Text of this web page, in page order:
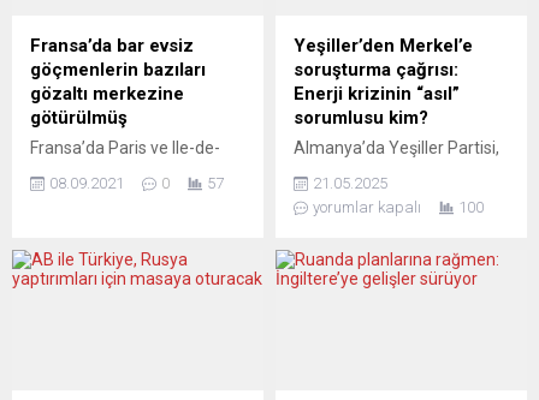
karşı “Artık yeter!” sloganıyla
düzenlenen eyleme ABTTF
Başkanı Halit Habip Oğlu ve
ABTTF...
haber ve yorumlarına dikkat
çekerken, Cemil Fuat
Hendek, “Seçilenlere sol
diyebilir miyiz gerçekten?”
Fransa’da bar evsiz
göçmenlerin bazıları
gözaltı merkezine
götürülmüş
Fransa’da Paris ve Ile-de-
barınma vaadiyle geçen
fazla evsiz ve göçmenden
670’inin zorla Ile-de-France
08.09.2021 0 57
Yeşiller’den Merkel’e
soruşturma çağrısı:
Enerji krizinin “asıl”
sorumlusu kim?
Almanya’da Yeşiller Partisi,
bağımlı enerji politikasını
hedef alarak bir meclis
kurulmasını talep etti. Ancak
uzmanlara göre bu hamle,
21.05.2025
yorumlar kapalı
100